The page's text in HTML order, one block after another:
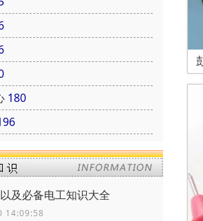
180
及必备电工知识大全
14:09:58